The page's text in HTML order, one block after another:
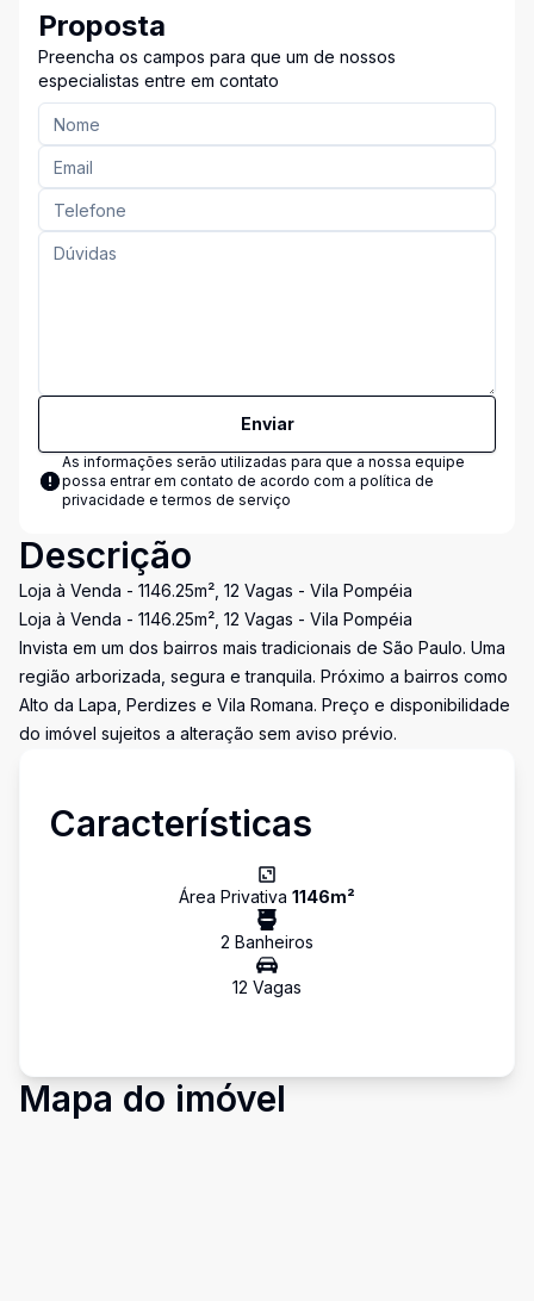
Proposta
Preencha os campos para que um de nossos
especialistas entre em contato
Enviar
As informações serão utilizadas para que a nossa equipe
possa entrar em contato de acordo com a política de
privacidade e termos de serviço
Descrição
Loja à Venda - 1146.25m², 12 Vagas - Vila Pompéia
Loja à Venda - 1146.25m², 12 Vagas - Vila Pompéia
Invista em um dos bairros mais tradicionais de São Paulo. Uma
região arborizada, segura e tranquila. Próximo a bairros como
Alto da Lapa, Perdizes e Vila Romana. Preço e disponibilidade
do imóvel sujeitos a alteração sem aviso prévio.
Características
Área Privativa 1146m²
2 Banheiros
12 Vagas
Mapa do imóvel